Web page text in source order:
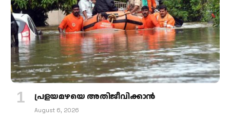
പ്രളയമഴയെ അതിജീവിക്കാന്‍
August 6, 2026